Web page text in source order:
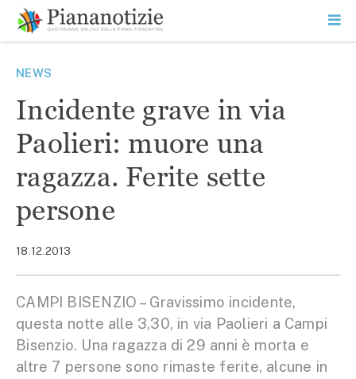
contenuto
SEARCH
NEWS
Incidente grave in via
Paolieri: muore una
ragazza. Ferite sette
persone
18.12.2013
CAMPI BISENZIO – Gravissimo incidente,
questa notte alle 3,30, in via Paolieri a Campi
Bisenzio. Una ragazza di 29 anni è morta e
altre 7 persone sono rimaste ferite, alcune in